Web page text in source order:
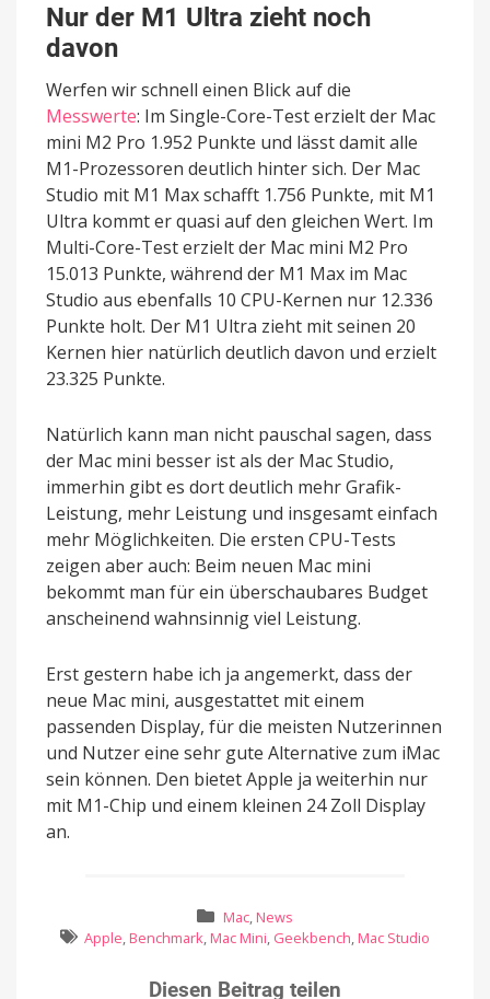
Nur der M1 Ultra zieht noch
davon
Werfen wir schnell einen Blick auf die
Messwerte: Im Single-Core-Test erzielt der Mac
mini M2 Pro 1.952 Punkte und lässt damit alle
M1-Prozessoren deutlich hinter sich. Der Mac
Studio mit M1 Max schafft 1.756 Punkte, mit M1
Ultra kommt er quasi auf den gleichen Wert. Im
Multi-Core-Test erzielt der Mac mini M2 Pro
15.013 Punkte, während der M1 Max im Mac
Studio aus ebenfalls 10 CPU-Kernen nur 12.336
Punkte holt. Der M1 Ultra zieht mit seinen 20
Kernen hier natürlich deutlich davon und erzielt
23.325 Punkte.
Natürlich kann man nicht pauschal sagen, dass
der Mac mini besser ist als der Mac Studio,
immerhin gibt es dort deutlich mehr Grafik-
Leistung, mehr Leistung und insgesamt einfach
mehr Möglichkeiten. Die ersten CPU-Tests
zeigen aber auch: Beim neuen Mac mini
bekommt man für ein überschaubares Budget
anscheinend wahnsinnig viel Leistung.
Erst gestern habe ich ja angemerkt, dass der
neue Mac mini, ausgestattet mit einem
passenden Display, für die meisten Nutzerinnen
und Nutzer eine sehr gute Alternative zum iMac
sein können. Den bietet Apple ja weiterhin nur
mit M1-Chip und einem kleinen 24 Zoll Display
an.
Mac, News
Apple, Benchmark, Mac Mini, Geekbench, Mac Studio
Diesen Beitrag teilen